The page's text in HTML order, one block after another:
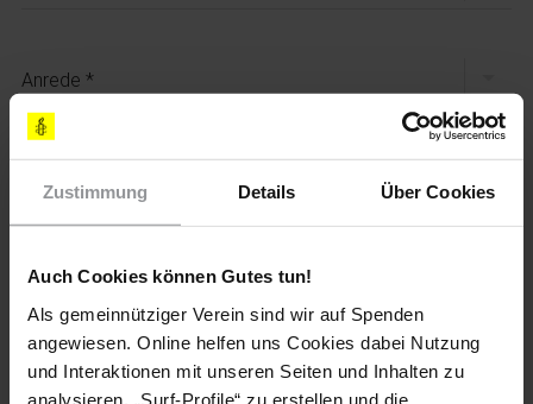
Zustimmung Details Über Cookies
Auch Cookies können Gutes tun!
Als gemeinnütziger Verein sind wir auf Spenden
angewiesen. Online helfen uns Cookies dabei Nutzung
und Interaktionen mit unseren Seiten und Inhalten zu
analysieren, „Surf-Profile“ zu erstellen und die
Anrede
Nachname
E-Mail